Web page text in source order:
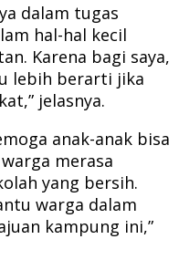
dalam tugas
hal-hal kecil
Karena bagi saya,
lebih berarti jika
jelasnya.
anak-anak bisa
merasa
yang bersih.
warga dalam
kampung ini,”